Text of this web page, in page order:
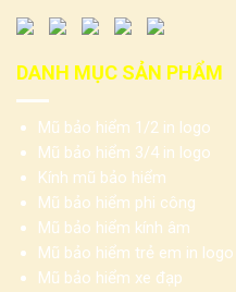
DANH MỤC SẢN PHẨM
Mũ bảo hiểm 1/2 in logo
Mũ bảo hiểm 3/4 in logo
Kính mũ bảo hiểm
Mũ bảo hiểm phi công
Mũ bảo hiểm kính âm
Mũ bảo hiểm trẻ em in logo
Mũ bảo hiểm xe đạp